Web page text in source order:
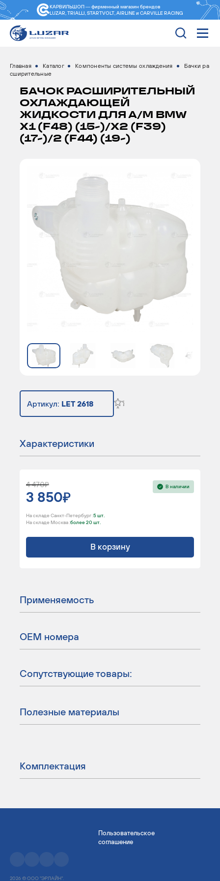
КАРВИЛЬШОП — фирменный магазин брендов
LUZAR, TRIALLI, STARTVOLT, AIRLINE и CARVILLE RACING
Главная Каталог Компоненты системы охлаждения
Бачки ра
сширительные
БАЧОК РАСШИРИТЕЛЬНЫЙ
ОХЛАЖДАЮЩЕЙ
ЖИДКОСТИ ДЛЯ А/М BMW
X1 (F48) (15-)/X2 (F39)
(17-)/2 (F44) (19-)
Артикул: LET 2618
Характеристики
4 470
3 850
В наличии
На складе Санкт-Петербург :5 шт.
На складе Москва :более 20 шт.
В корзину
Применяемость
ОЕМ номера
Сопутствующие товары:
Полезные материалы
Комплектация
Пользовательское
соглашение
2026 © ООО "ЭРЛАЙН".